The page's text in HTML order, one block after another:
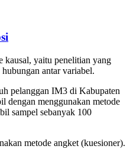
kausal, yaitu penelitian yang
antar variabel.
pelanggan IM3 di Kabupaten
dengan menggunakan metode
sampel sebanyak 100
metode angket (kuesioner).